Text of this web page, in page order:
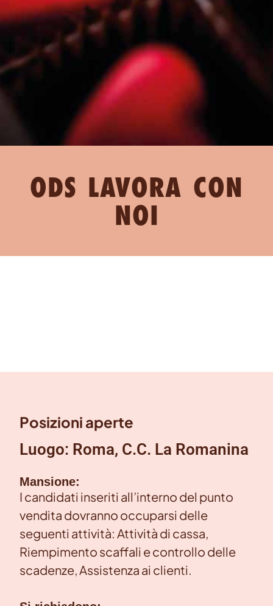
ODS LAVORA CON
NOI
Posizioni aperte
Luogo: Roma, C.C. La Romanina
Mansione:
I candidati inseriti all’interno del punto
vendita dovranno occuparsi delle
seguenti attività: Attività di cassa,
Riempimento scaffali e controllo delle
scadenze, Assistenza ai clienti.